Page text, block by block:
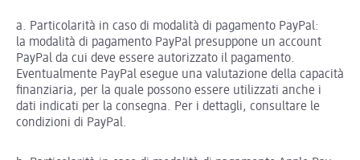
a. Particolarità in caso di modalità di pagamento PayPal:
la modalità di pagamento PayPal presuppone un account
PayPal da cui deve essere autorizzato il pagamento.
Eventualmente PayPal esegue una valutazione della capacità
finanziaria, per la quale possono essere utilizzati anche i
dati indicati per la consegna. Per i dettagli, consultare le
condizioni di PayPal.